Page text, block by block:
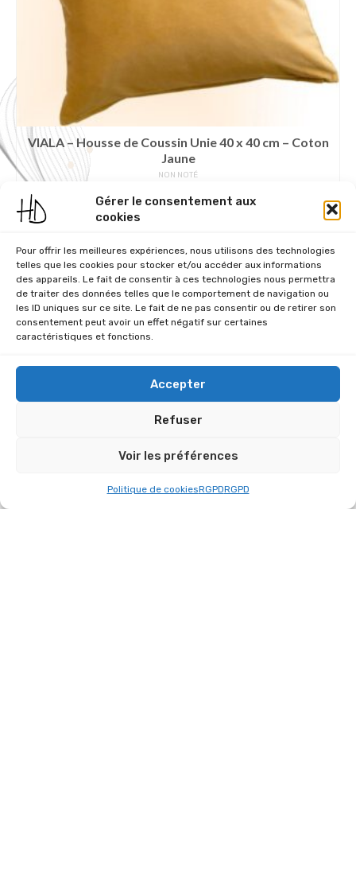
Gérer le consentement aux
cookies
Pour offrir les meilleures expériences, nous utilisons des technologies
telles que les cookies pour stocker et/ou accéder aux informations
des appareils. Le fait de consentir à ces technologies nous permettra
de traiter des données telles que le comportement de navigation ou
les ID uniques sur ce site. Le fait de ne pas consentir ou de retirer son
consentement peut avoir un effet négatif sur certaines
caractéristiques et fonctions.
Accepter
Refuser
Voir les préférences
Politique de cookiesRGPDRGPD
VIALA – Housse de Coussin Unie 40 x 40 cm – Coton
Jaune
NON NOTÉ
€12,90
AJOUTER AU PANIER